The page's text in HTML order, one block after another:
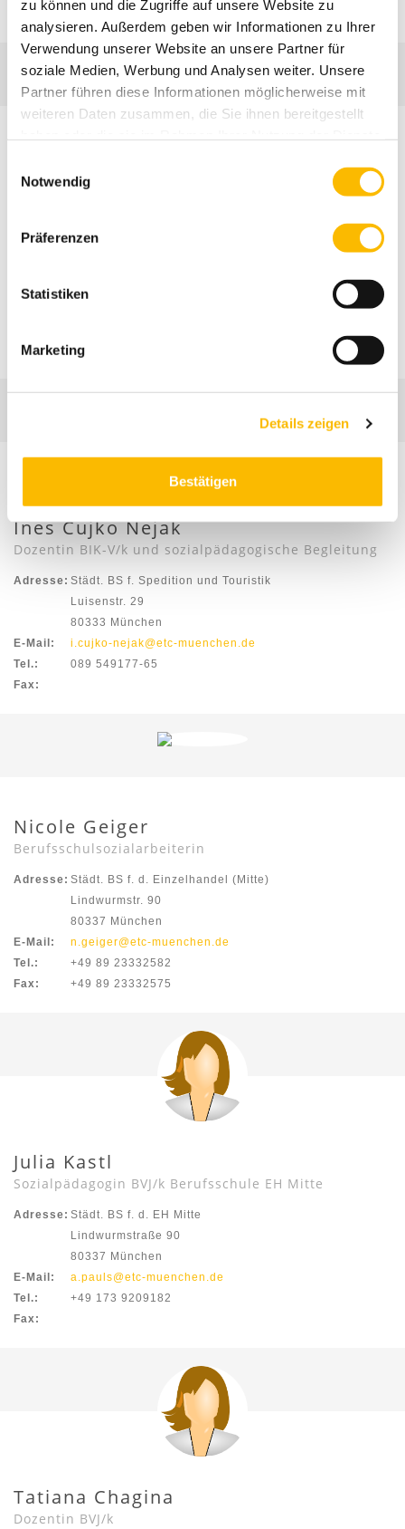
zu können und die Zugriffe auf unsere Website zu
analysieren. Außerdem geben wir Informationen zu Ihrer
Verwendung unserer Website an unsere Partner für
soziale Medien, Werbung und Analysen weiter. Unsere
Partner führen diese Informationen möglicherweise mit
weiteren Daten zusammen, die Sie ihnen bereitgestellt
Cookies, wenn Sie unsere Webseite weiterhin nutzen.
Notwendig
Präferenzen
Statistiken
Marketing
Details zeigen
Bestätigen
Fax: +49 89 549177-44
Salam Daoud
Adresse: Städt. BS f. d. EH Mitte
Fax:
+49 89 23332575
Ines Čujko Nejak
Dozentin BIK-V/k und sozialpädagogische Begleitung
Adresse: Städt. BS f. Spedition und Touristik
Luisenstr. 29
80333 München
E-Mail:
i.cujko-nejak@etc-muenchen.de
Tel.:
089 549177-65
Fax:
Nicole Geiger
Berufsschulsozialarbeiterin
Adresse: Städt. BS f. d. Einzelhandel (Mitte)
Lindwurmstr. 90
80337 München
E-Mail:
n.geiger@etc-muenchen.de
Tel.:
+49 89 23332582
Fax:
+49 89 23332575
Julia Kastl
Sozialpädagogin BVJ/k Berufsschule EH Mitte
Adresse: Städt. BS f. d. EH Mitte
Lindwurmstraße 90
80337 München
E-Mail:
a.pauls@etc-muenchen.de
Tel.:
+49 173 9209182
Fax:
Tatiana Chagina
Dozentin BVJ/k